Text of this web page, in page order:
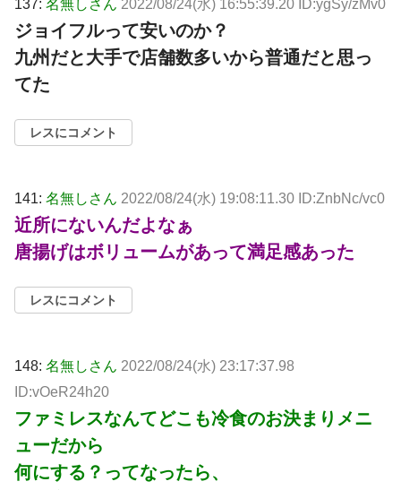
137: 名無しさん 2022/08/24(水) 16:55:39.20 ID:ygSy/zMv0
ジョイフルって安いのか？
九州だと大手で店舗数多いから普通だと思っ
てた
レスにコメント
141: 名無しさん 2022/08/24(水) 19:08:11.30 ID:ZnbNc/vc0
近所にないんだよなぁ
唐揚げはボリュームがあって満足感あった
レスにコメント
148: 名無しさん 2022/08/24(水) 23:17:37.98
ID:vOeR24h20
ファミレスなんてどこも冷食のお決まりメニ
ューだから
何にする？ってなったら、